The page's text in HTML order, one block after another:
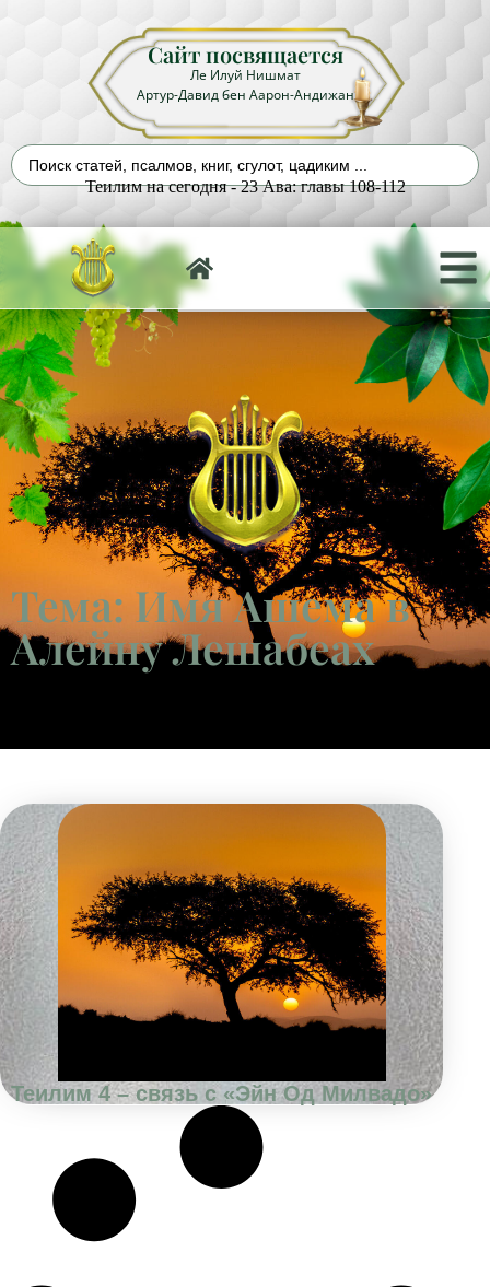
Сайт посвящается
Ле Илуй Нишмат
Артур-Давид бен Аарон-Андижан
Теилим на сегодня - 23 Ава: главы 108-112
Тема: Имя Ашема в
Алейну Лешабеах
Теилим 4 – связь с «Эйн Од Милвадо»